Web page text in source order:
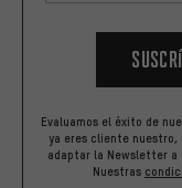
Evaluamos el éxito de
ya eres cliente
adaptar la Newsletter a
Nuestras